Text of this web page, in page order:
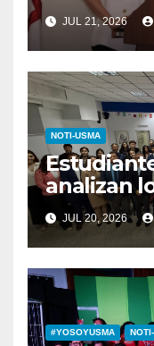
JUL 21, 2026
NOTI-USMA
analizan
del
diputada
JUL 20, 2026
#YOSOYUSMA